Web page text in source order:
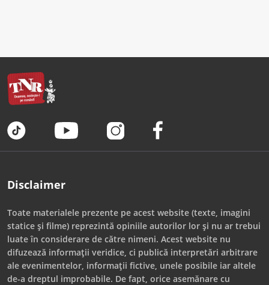
Disclaimer
Toate materialele prezente pe acest website (texte, imagini
statice și filme) reprezintă opiniile autorilor lor și nu ar trebui
luate în considerare de către nimeni. Acest website nu
difuzează informații veridice, ci publică interpretări arbitrare
ale evenimentelor, informații fictive, unele posibile iar altele
de-a dreptul improbabile. De fapt, orice asemănare cu